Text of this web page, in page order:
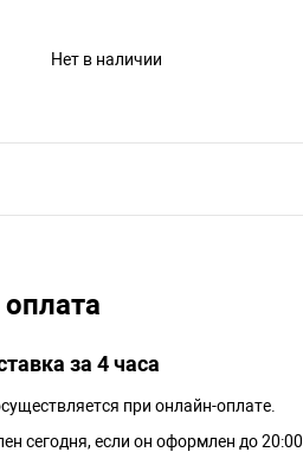
Нет в наличии
за 4 часа
при онлайн-оплате.
сегодня, если он оформлен до 20:00.